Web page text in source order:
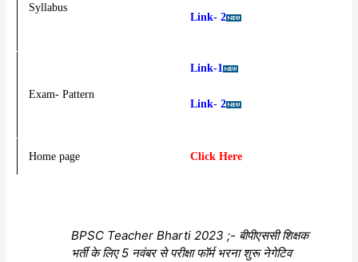
Syllabus
Link- 2
Exam- Pattern
Link-1
Link- 2
Home page Click Here
BPSC Teacher Bharti 2023 ;- बीपीएससी शिक्षक
भर्ती के लिए 5 नवंबर से परीक्षा फॉर्म भरना शुरू नेगेटिव